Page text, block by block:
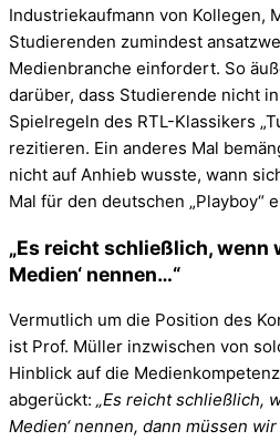
Industriekaufmann von Kollegen,
Studierenden zumindest
Medienbranche einfordert. So
darüber, dass Studierende nicht
Spielregeln des RTL-Klassikers
rezitieren. Ein anderes Mal
nicht auf Anhieb wusste, wann
Mal für den deutschen „Playboy“
„Es reicht schließlich, wenn
Medien‘ nennen…“
Vermutlich um die Position des
ist Prof. Müller inzwischen von
Hinblick auf die
abgerückt: „Es reicht schließlich,
Medien‘ nennen, dann müssen